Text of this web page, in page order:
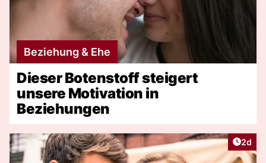
Beziehung & Ehe
Dieser Botenstoff steigert
unsere Motivation in
Beziehungen
2d